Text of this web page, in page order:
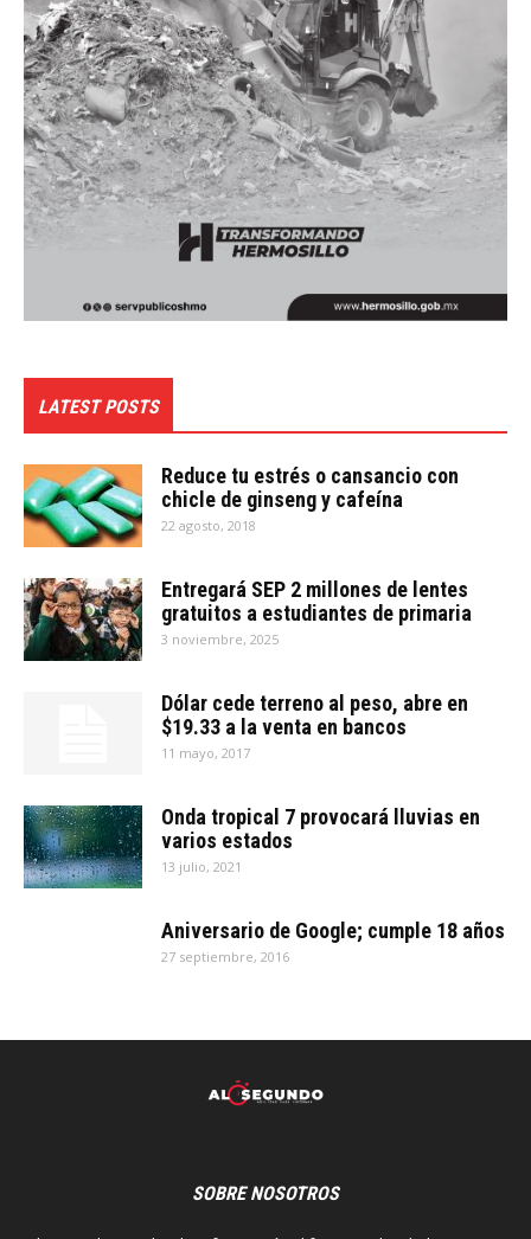
LATEST POSTS
Reduce tu estrés o cansancio con
chicle de ginseng y cafeína
22 agosto, 2018
Entregará SEP 2 millones de lentes
gratuitos a estudiantes de primaria
3 noviembre, 2025
Dólar cede terreno al peso, abre en
$19.33 a la venta en bancos
11 mayo, 2017
Onda tropical 7 provocará lluvias en
varios estados
13 julio, 2021
Aniversario de Google; cumple 18 años
27 septiembre, 2016
SOBRE NOSOTROS